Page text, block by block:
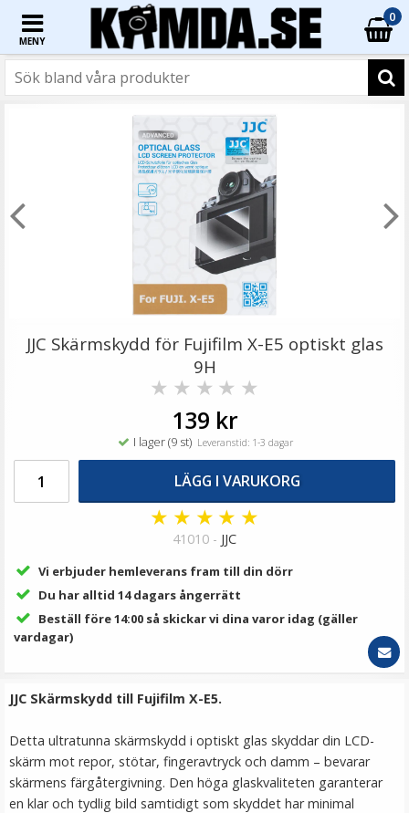
MENY
0
JJC Deluxe avtryckarknapp - Guld & Brun
★★ ★★ ★
99 kr
JJC Skärmskydd för Fujifilm X-E5 optiskt glas
9H
★ ★ ★ ★ ★
139 kr
I lager (9 st) Leveranstid: 1-3 dagar
LÄGG I VARUKORG
★ ★ ★ ★ ★
41010 - JJC
Vi erbjuder hemleverans fram till din dörr
Du har alltid 14 dagars ångerrätt
Beställ före 14:00 så skickar vi dina varor idag (gäller
vardagar)
JJC Skärmskydd till Fujifilm X-E5.
Detta ultratunna skärmskydd i optiskt glas skyddar din LCD-
skärm mot repor, stötar, fingeravtryck och damm – bevarar
skärmens färgåtergivning. Den höga glas­kvaliteten garanterar
en klar och tydlig bild samtidigt som skyddet har minimal